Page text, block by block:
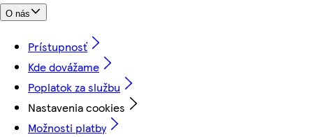
O nás
Prístupnosť
Kde dovážame
Poplatok za službu
Nastavenia cookies
Možnosti platby